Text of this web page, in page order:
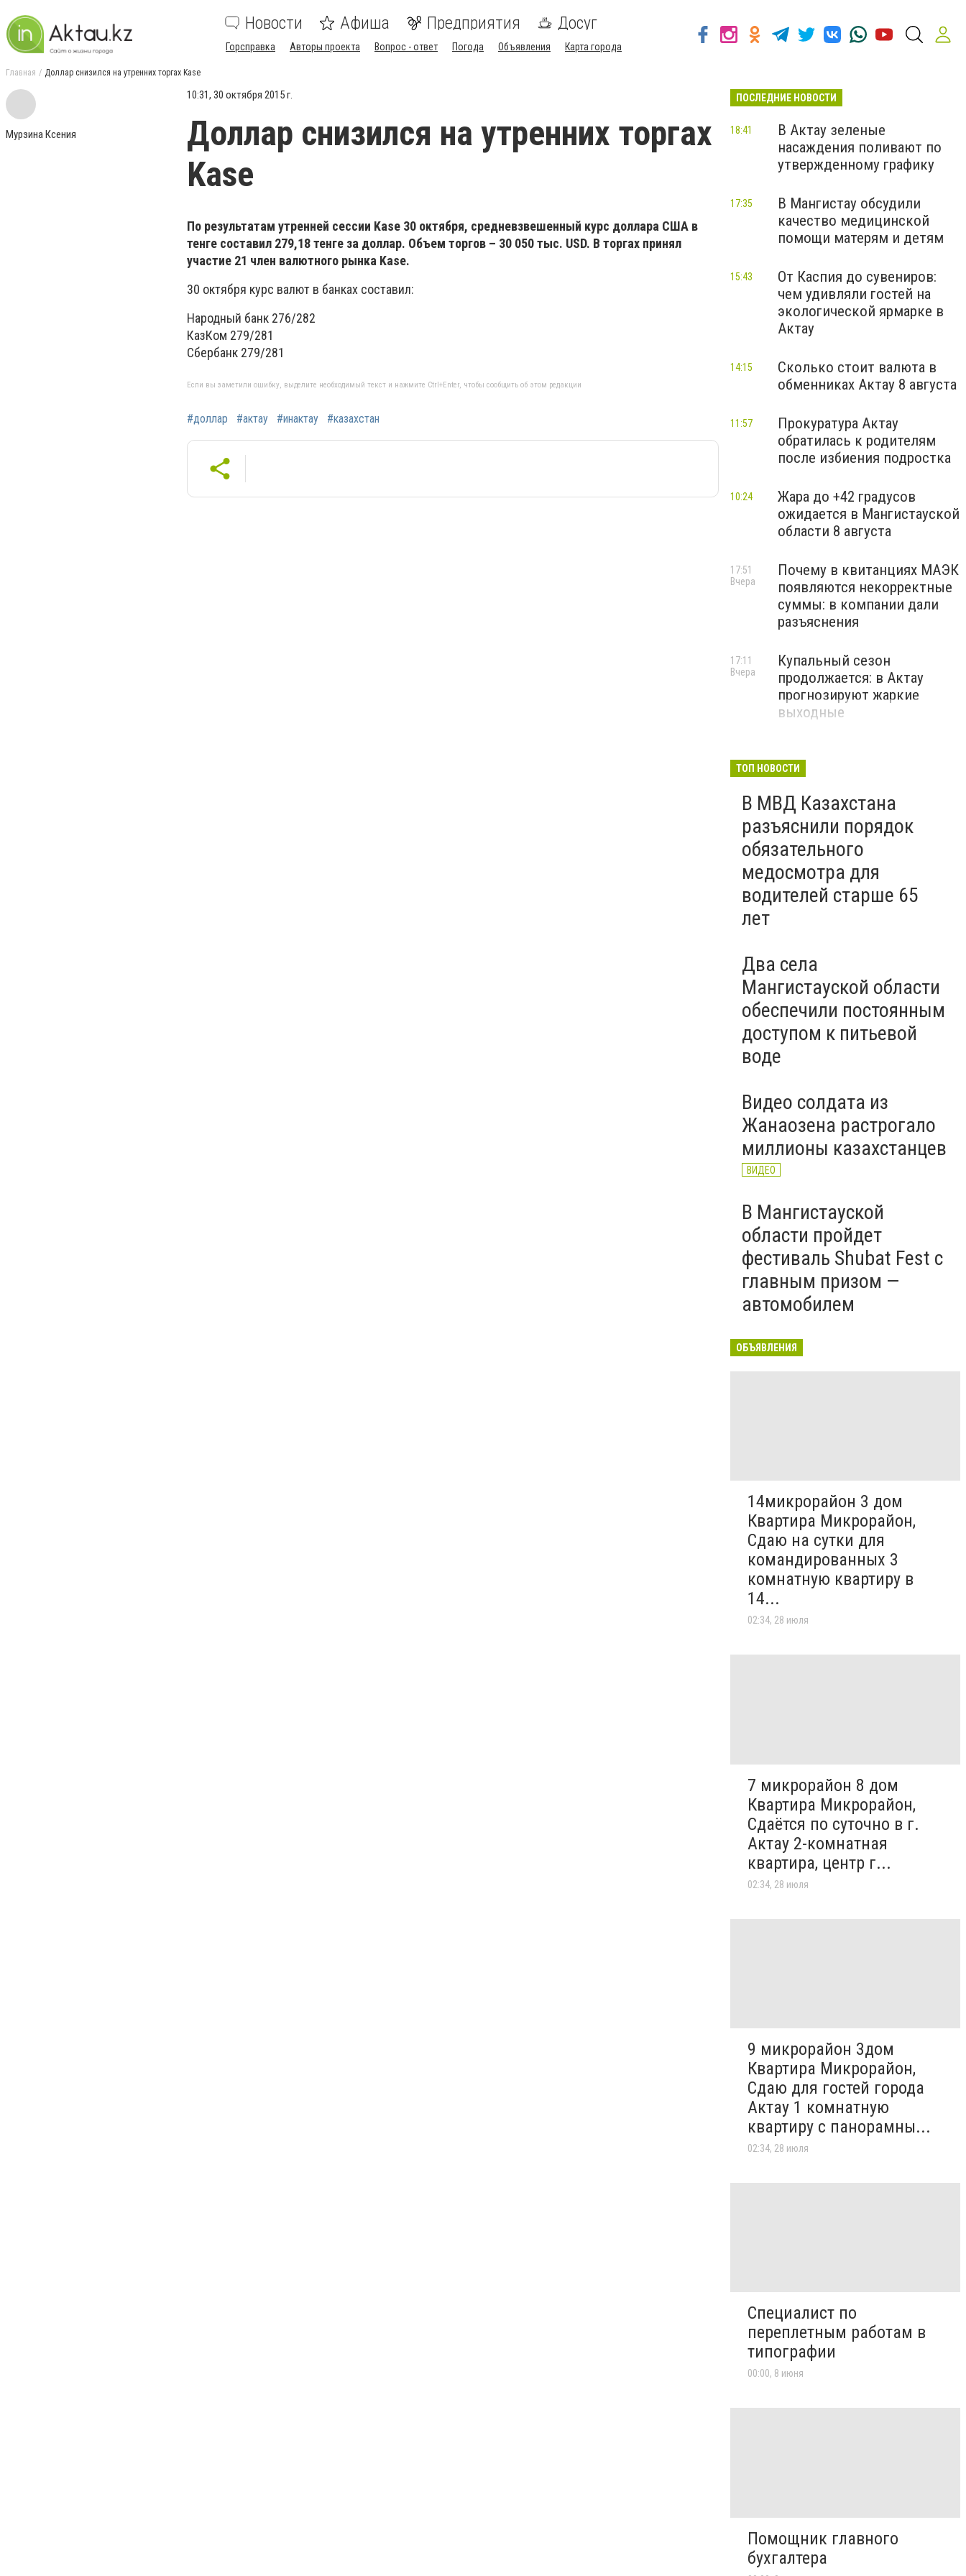
Новости Афиша Предприятия Досуг
Горсправка Авторы проекта Вопрос - ответ Погода Объявления Карта города
Главная Доллар снизился на утренних торгах Kase
Мурзина Ксения
10:31, 30 октября 2015 г.
Доллар снизился на утренних торгах
Kase
По результатам утренней сессии Kase 30 октября, cредневзвешенный курс доллара США в
тенге составил 279,18 тенге за доллар. Объем торгов – 30 050 тыс. USD. В торгах принял
участие 21 член валютного рынка Kase.
30 октября курс валют в банках составил:
Народный банк 276/282
КазКом 279/281
Сбербанк 279/281
Если вы заметили ошибку, выделите необходимый текст и нажмите Ctrl+Enter, чтобы сообщить об этом редакции
#доллар #актау #инактау #казахстан
ПОСЛЕДНИЕ НОВОСТИ
В Актау зеленые
насаждения поливают по
утвержденному графику
18:41
В Мангистау обсудили
качество медицинской
помощи матерям и детям
17:35
От Каспия до сувениров:
чем удивляли гостей на
экологической ярмарке в
Актау
15:43
Сколько стоит валюта в
обменниках Актау 8 августа
14:15
Прокуратура Актау
обратилась к родителям
после избиения подростка
11:57
Жара до +42 градусов
ожидается в Мангистауской
области 8 августа
10:24
Почему в квитанциях МАЭК
появляются некорректные
суммы: в компании дали
разъяснения
17:51
Вчера
Купальный сезон
продолжается: в Актау
прогнозируют жаркие
выходные
17:11
Вчера
ТОП НОВОСТИ
В МВД Казахстана
разъяснили порядок
обязательного
медосмотра для
водителей старше 65
лет
Два села
Мангистауской области
обеспечили постоянным
доступом к питьевой
воде
Видео солдата из
Жанаозена растрогало
миллионы казахстанцев
ВИДЕО
В Мангистауской
области пройдет
фестиваль Shubat Fest с
главным призом —
автомобилем
ОБЪЯВЛЕНИЯ
14микрорайон 3 дом
Квартира Микрорайон,
Сдаю на сутки для
командированных 3
комнатную квартиру в
14...
02:34, 28 июля
7 микрорайон 8 дом
Квартира Микрорайон,
Сдаётся по суточно в г.
Актау 2-комнатная
квартира, центр г...
02:34, 28 июля
9 микрорайон 3дом
Квартира Микрорайон,
Сдаю для гостей города
Актау 1 комнатную
квартиру с панорамны...
02:34, 28 июля
Специалист по
переплетным работам в
типографии
00:00, 8 июня
Помощник главного
бухгалтера